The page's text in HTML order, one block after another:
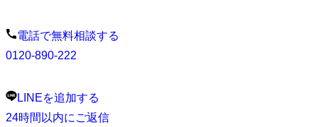
電話で無料相談する
0120-890-222
LINEを追加する
24時間以内にご返信